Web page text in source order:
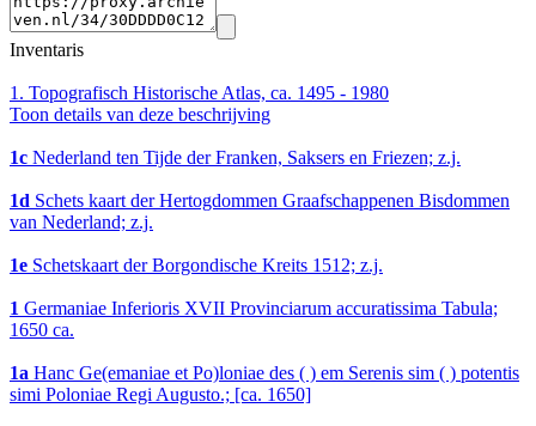
Inventaris
1. Topografisch Historische Atlas, ca. 1495 - 1980
Toon details van deze beschrijving
1c Nederland ten Tijde der Franken, Saksers en Friezen; z.j.
1d Schets kaart der Hertogdommen Graafschappenen Bisdommen
van Nederland; z.j.
1e Schetskaart der Borgondische Kreits 1512; z.j.
1 Germaniae Inferioris XVII Provinciarum accuratissima Tabula;
1650 ca.
1a Hanc Ge(emaniae et Po)loniae des ( ) em Serenis sim ( ) potentis
simi Poloniae Regi Augusto.; [ca. 1650]